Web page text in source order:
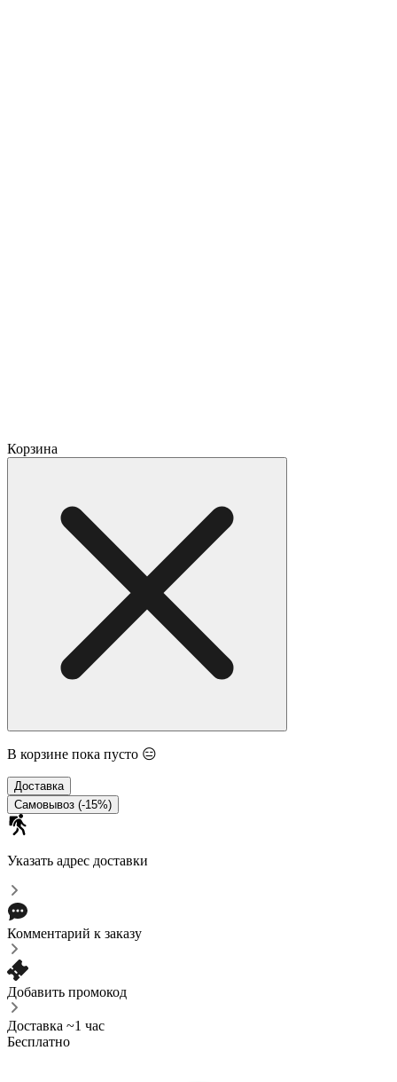
Корзина
В корзине пока пусто 😑
Доставка
Самовывоз (-15%)
Указать адрес доставки
Комментарий к заказу
Добавить промокод
Доставка ~1 час
Бесплатно